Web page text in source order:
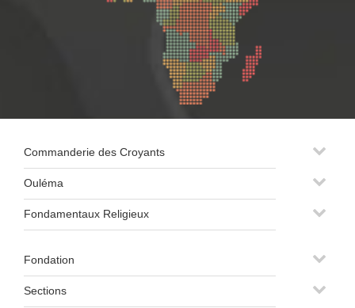
Commanderie des Croyants
Ouléma
Fondamentaux Religieux
Fondation
Sections